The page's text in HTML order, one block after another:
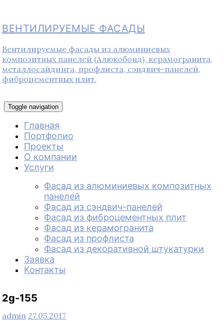
ВЕНТИЛИРУЕМЫЕ ФАСАДЫ
Вентилируемые фасады из алюминиевых
композитных панелей (Алюкобонд), керамогранита,
металлосайдинга, профлиста, сэндвич-панелей,
фиброцементных плит.
Toggle navigation
Главная
Портфолио
Проекты
О компании
Услуги
Фасад из алюминиевых композитных
панелей
Фасад из сэндвич-панелей
Фасад из фиброцементных плит
Фасад из керамогранита
Фасад из профлиста
Фасад из декоративной штукатурки
Заявка
Контакты
2g-155
admin 27.05.2017